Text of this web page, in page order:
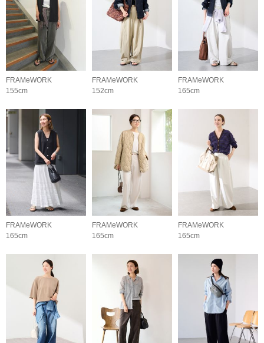
FRAMeWORK
155cm
FRAMeWORK
152cm
FRAMeWORK
165cm
FRAMeWORK
165cm
FRAMeWORK
165cm
FRAMeWORK
165cm